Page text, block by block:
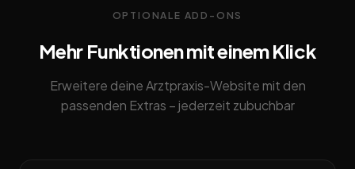
OPTIONALE ADD-ONS
Mehr Funktionen mit einem Klick
Erweitere deine Arztpraxis-Website mit den
passenden Extras – jederzeit zubuchbar